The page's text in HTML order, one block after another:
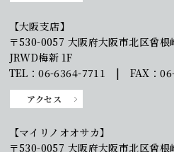
【大阪支店】
〒530-0057 大阪府大阪市北区曾根
JRWD梅新 1F
TEL：06-6364-7711 | FAX：
アクセス
【マイリノオオサカ】
〒530-0057 大阪府大阪市北区曾根